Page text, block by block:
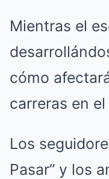
Mientras el
cómo
carreras en
Los
Pasar” y los